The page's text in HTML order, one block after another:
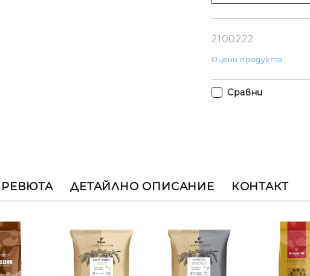
лични данни
работния ден.
2100222
Оцени продукта
Сравни
РЕВЮТА ДЕТАЙЛНО ОПИСАНИЕ КОНТАКТ